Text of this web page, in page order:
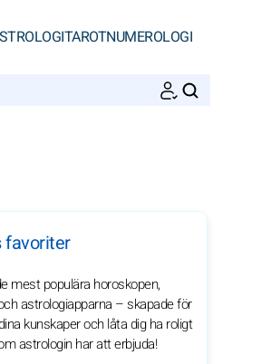
TAROTNUMEROLOGI
favoriter
mest populära horoskopen,
astrologiapparna – skapade för
kunskaper och låta dig ha roligt
astrologin har att erbjuda!